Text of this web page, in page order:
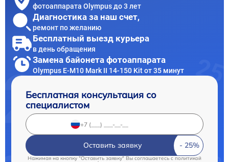
фотоаппарата Olympus до 3 лет
Диагностика за наш счет,
ремонт по желанию
Бесплатный выезд курьера
в день обращения
Замена байонета фотоаппарата
Olympus E‑M10 Mark II 14-150 Kit от 35 минут
Бесплатная консультация со
специалистом
Оставить заявку
Нажимая на кнопку "Оставить заявку" Вы соглашаетесь c политикой